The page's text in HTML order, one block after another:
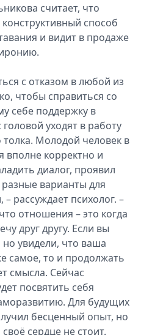
считает, что
способ
и видит в продаже
с отказом в любой из
чтобы справиться со
себе поддержку в
уходят в работу
Молодой человек в
вполне корректно и
диалог, проявил
варианты для
рассуждает психолог. –
отношения – это когда
друг другу. Если вы
увидели, что ваша
самое, то и продолжать
смысла. Сейчас
посвятить себя
Для будущих
бесценный опыт, но
сердце не стоит.